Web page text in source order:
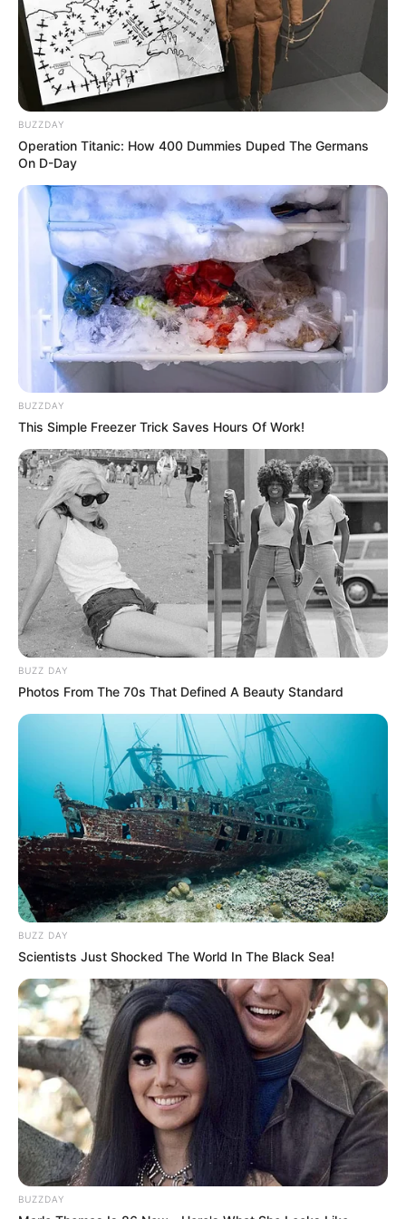
zdj. 20th century studios
OBSERWUJ NAS W GOOGLE NEWS, BY BYĆ NA
BIEŻĄCO!
Facebook Twitter Google+
Tagi:
BUZZDAY
Operation Titanic: How 400 Dummies Duped The Germans
On D-Day
BUZZDAY
This Simple Freezer Trick Saves Hours Of Work!
BUZZ DAY
Photos From The 70s That Defined A Beauty Standard
BUZZ DAY
Scientists Just Shocked The World In The Black Sea!
BUZZDAY